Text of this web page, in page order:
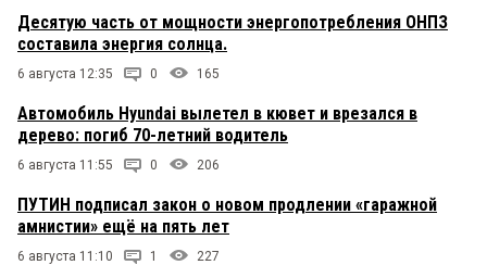
Десятую часть от мощности энергопотребления ОНПЗ
составила энергия солнца.
6 августа 12:35 0 165
Автомобиль Hyundai вылетел в кювет и врезался в
дерево: погиб 70-летний водитель
6 августа 11:55 0 206
ПУТИН подписал закон о новом продлении «гаражной
амнистии» ещё на пять лет
6 августа 11:10 1 227